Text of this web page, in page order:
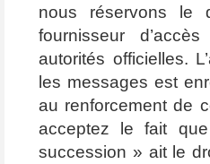
nous réservons le
fournisseur
autorités officielles.
les messages est
au renforcement de
acceptez le fait
succession » ait le